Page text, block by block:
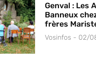
Genval : Les
Banneux
frères
Vosinfos 02/